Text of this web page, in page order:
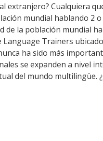
extranjero? Cualquiera
mundial hablando 2 o
de la población mundial
Language Trainers
ha sido más
se expanden a nivel
del mundo multilingüe.